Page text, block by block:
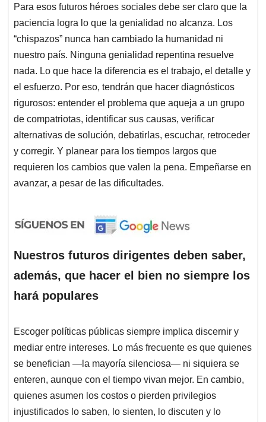
Para esos futuros héroes sociales debe ser claro que la
paciencia logra lo que la genialidad no alcanza. Los
“chispazos” nunca han cambiado la humanidad ni
nuestro país. Ninguna genialidad repentina resuelve
nada. Lo que hace la diferencia es el trabajo, el detalle y
el esfuerzo. Por eso, tendrán que hacer diagnósticos
rigurosos: entender el problema que aqueja a un grupo
de compatriotas, identificar sus causas, verificar
alternativas de solución, debatirlas, escuchar, retroceder
y corregir. Y planear para los tiempos largos que
requieren los cambios que valen la pena. Empeñarse en
avanzar, a pesar de las dificultades.
Nuestros futuros dirigentes deben saber,
además, que hacer el bien no siempre los
hará populares
Escoger políticas públicas siempre implica discernir y
mediar entre intereses. Lo más frecuente es que quienes
se benefician —la mayoría silenciosa— ni siquiera se
enteren, aunque con el tiempo vivan mejor. En cambio,
quienes asumen los costos o pierden privilegios
injustificados lo saben, lo sienten, lo discuten y lo